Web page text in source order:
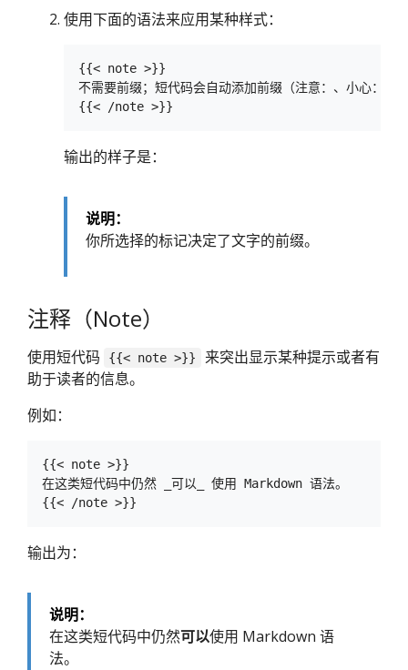
使用下面的语法来应用某种样式：
{{< note >}}
不需要前缀；短代码会自动添加前缀（注意：、小心：等
输出的样子是：
说明：
你所选择的标记决定了文字的前缀。
注释（Note）
使用短代码 {{< note >}}
来突出显示某种提示或者有
助于读者的信息。
例如：
{{< note >}}
在这类短代码中仍然 _可以_ 使用 Markdown 语法。
输出为：
说明：
在这类短代码中仍然可以使用 Markdown 语
法。